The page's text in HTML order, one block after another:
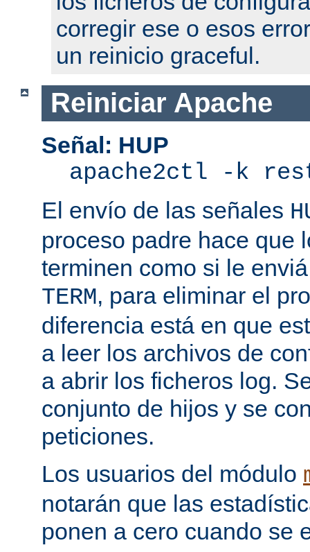
corregir ese o esos
un reinicio graceful.
Reiniciar Apache
Señal: HUP
apache2ctl -k
El envío de las señales
proceso padre hace que
terminen como si le
TERM, para eliminar el
diferencia está en que
a leer los archivos de
a abrir los ficheros log.
conjunto de hijos y se
peticiones.
Los usuarios del módulo
notarán que las
ponen a cero cuando se